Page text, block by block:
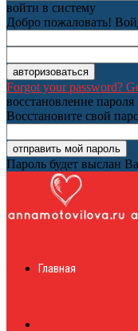
войти в систему
Добро пожаловать!
Forgot your password?
восстановление пароля
Восстановите свой
Пароль будет выслан
журналГлавная